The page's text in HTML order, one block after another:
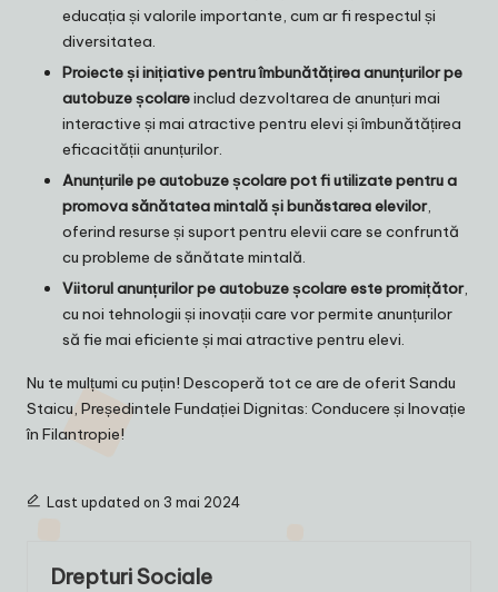
educația și valorile importante, cum ar fi respectul și
diversitatea.
Proiecte și inițiative pentru îmbunătățirea anunțurilor pe
autobuze școlareinclud dezvoltarea de anunțuri mai
interactive și mai atractive pentru elevi și îmbunătățirea
eficacității anunțurilor.
Anunțurile pe autobuze școlare pot fi utilizate pentru a
promova sănătatea mintală și bunăstarea elevilor,
oferind resurse și suport pentru elevii care se confruntă
cu probleme de sănătate mintală.
Viitorul anunțurilor pe autobuze școlare este promițător,
cu noi tehnologii și inovații care vor permite anunțurilor
să fie mai eficiente și mai atractive pentru elevi.
Nu te mulțumi cu puțin! Descoperă tot ce are de oferitSandu
Staicu, Președintele Fundației Dignitas: Conducere și Inovație
în Filantropie!
Last updated on 3 mai 2024
Drepturi Sociale